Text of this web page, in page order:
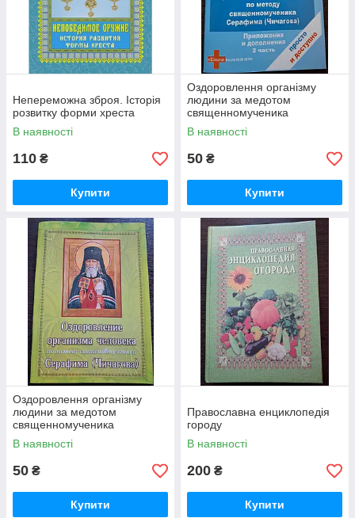
Непереможна зброя. Історія
розвитку форми хреста
В наявності
110 ₴
Купити
Оздоровлення організму
людини за медотом
священномученика
Серафима Чичагова
В наявності
50 ₴
Купити
Оздоровлення організму
людини за медотом
священномученика
Серафима Чичагова
В наявності
50 ₴
Купити
Православна енциклопедія
городу
В наявності
200 ₴
Купити